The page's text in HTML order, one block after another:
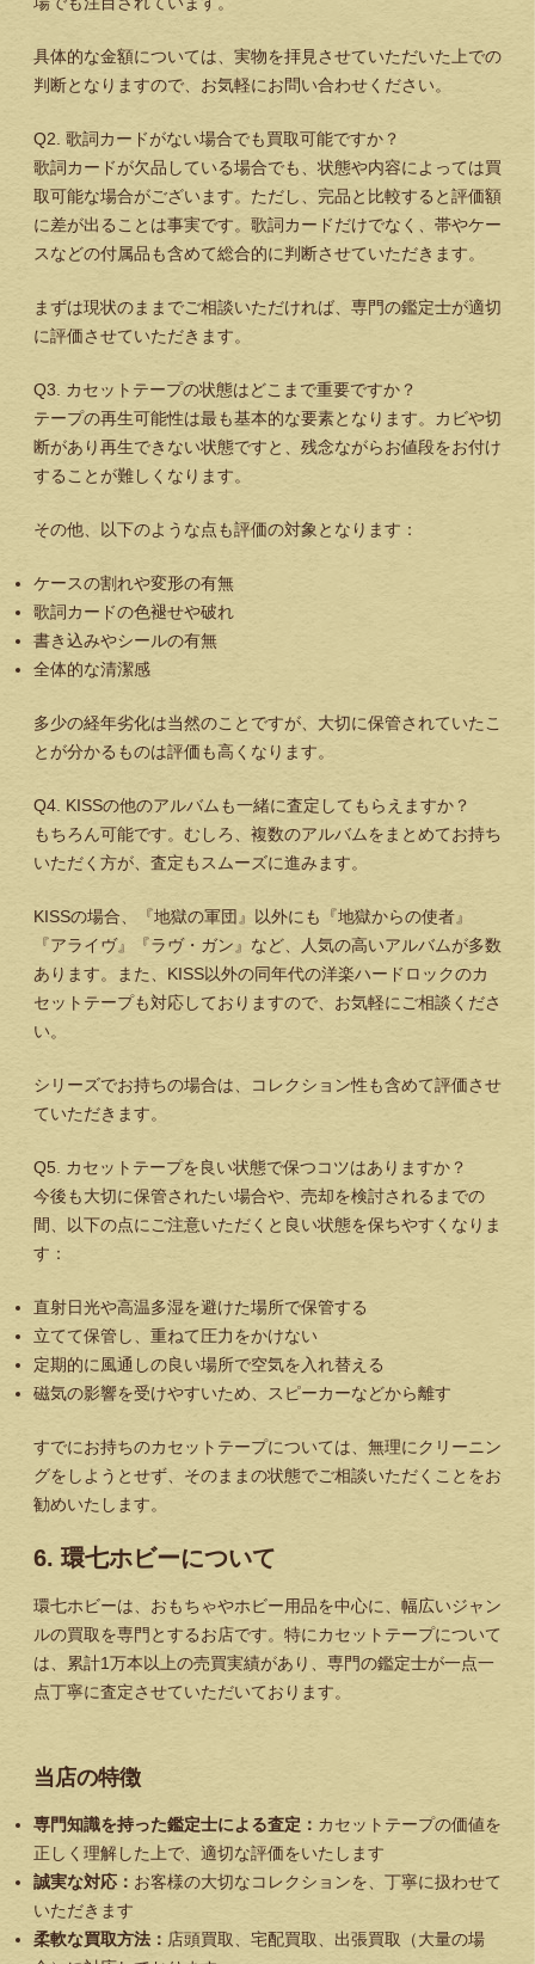
具体的な金額については、実物を拝見させていただいた上での
判断となりますので、お気軽にお問い合わせください。
Q2. 歌詞カードがない場合でも買取可能ですか？
歌詞カードが欠品している場合でも、状態や内容によっては買
取可能な場合がございます。ただし、完品と比較すると評価額
に差が出ることは事実です。歌詞カードだけでなく、帯やケー
スなどの付属品も含めて総合的に判断させていただきます。
まずは現状のままでご相談いただければ、専門の鑑定士が適切
に評価させていただきます。
Q3. カセットテープの状態はどこまで重要ですか？
テープの再生可能性は最も基本的な要素となります。カビや切
断があり再生できない状態ですと、残念ながらお値段をお付け
することが難しくなります。
その他、以下のような点も評価の対象となります：
ケースの割れや変形の有無
歌詞カードの色褪せや破れ
書き込みやシールの有無
全体的な清潔感
多少の経年劣化は当然のことですが、大切に保管されていたこ
とが分かるものは評価も高くなります。
Q4. KISSの他のアルバムも一緒に査定してもらえますか？
もちろん可能です。むしろ、複数のアルバムをまとめてお持ち
いただく方が、査定もスムーズに進みます。
KISSの場合、『地獄の軍団』以外にも『地獄からの使者』
『アライヴ』『ラヴ・ガン』など、人気の高いアルバムが多数
あります。また、KISS以外の同年代の洋楽ハードロックのカ
セットテープも対応しておりますので、お気軽にご相談くださ
い。
シリーズでお持ちの場合は、コレクション性も含めて評価させ
ていただきます。
Q5. カセットテープを良い状態で保つコツはありますか？
今後も大切に保管されたい場合や、売却を検討されるまでの
間、以下の点にご注意いただくと良い状態を保ちやすくなりま
す：
直射日光や高温多湿を避けた場所で保管する
立てて保管し、重ねて圧力をかけない
定期的に風通しの良い場所で空気を入れ替える
磁気の影響を受けやすいため、スピーカーなどから離す
すでにお持ちのカセットテープについては、無理にクリーニン
グをしようとせず、そのままの状態でご相談いただくことをお
勧めいたします。
6. 環七ホビーについて
環七ホビーは、おもちゃやホビー用品を中心に、幅広いジャン
ルの買取を専門とするお店です。特にカセットテープについて
は、累計1万本以上の売買実績があり、専門の鑑定士が一点一
点丁寧に査定させていただいております。
当店の特徴
専門知識を持った鑑定士による査定： カセットテープの価値を
正しく理解した上で、適切な評価をいたします
誠実な対応： お客様の大切なコレクションを、丁寧に扱わせて
いただきます
柔軟な買取方法： 店頭買取、宅配買取、出張買取（大量の場